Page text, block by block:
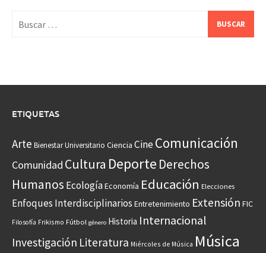
ETIQUETAS
Arte Bienestar Universitario Ciencia CineComunicación
Comunidad Cultura Deporte Derechos
Humanos EcologíaEconomía Educación Elecciones
Enfoques Interdisciplinarios Entretenimiento Extensión FIC
Filosofía Frikismo Fútbol género Historia Internacional
Investigación Literatura Miércoles de Música Música